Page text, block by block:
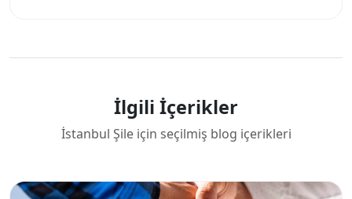
İlgili İçerikler
İstanbul Şile için seçilmiş blog içerikleri